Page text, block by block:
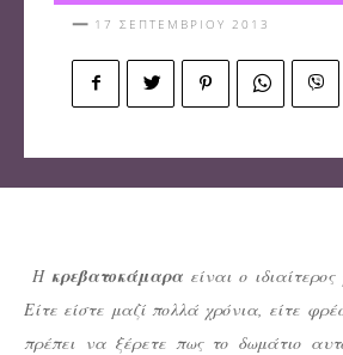
17 ΣΕΠΤΕΜΒΡΊΟΥ 2013
Ηκρεβατοκάμαρα είναι ο
Είτε είστε μαζί πολλά χρόνια, είτε
πρέπει να ξέρετε πως το δωμάτιο